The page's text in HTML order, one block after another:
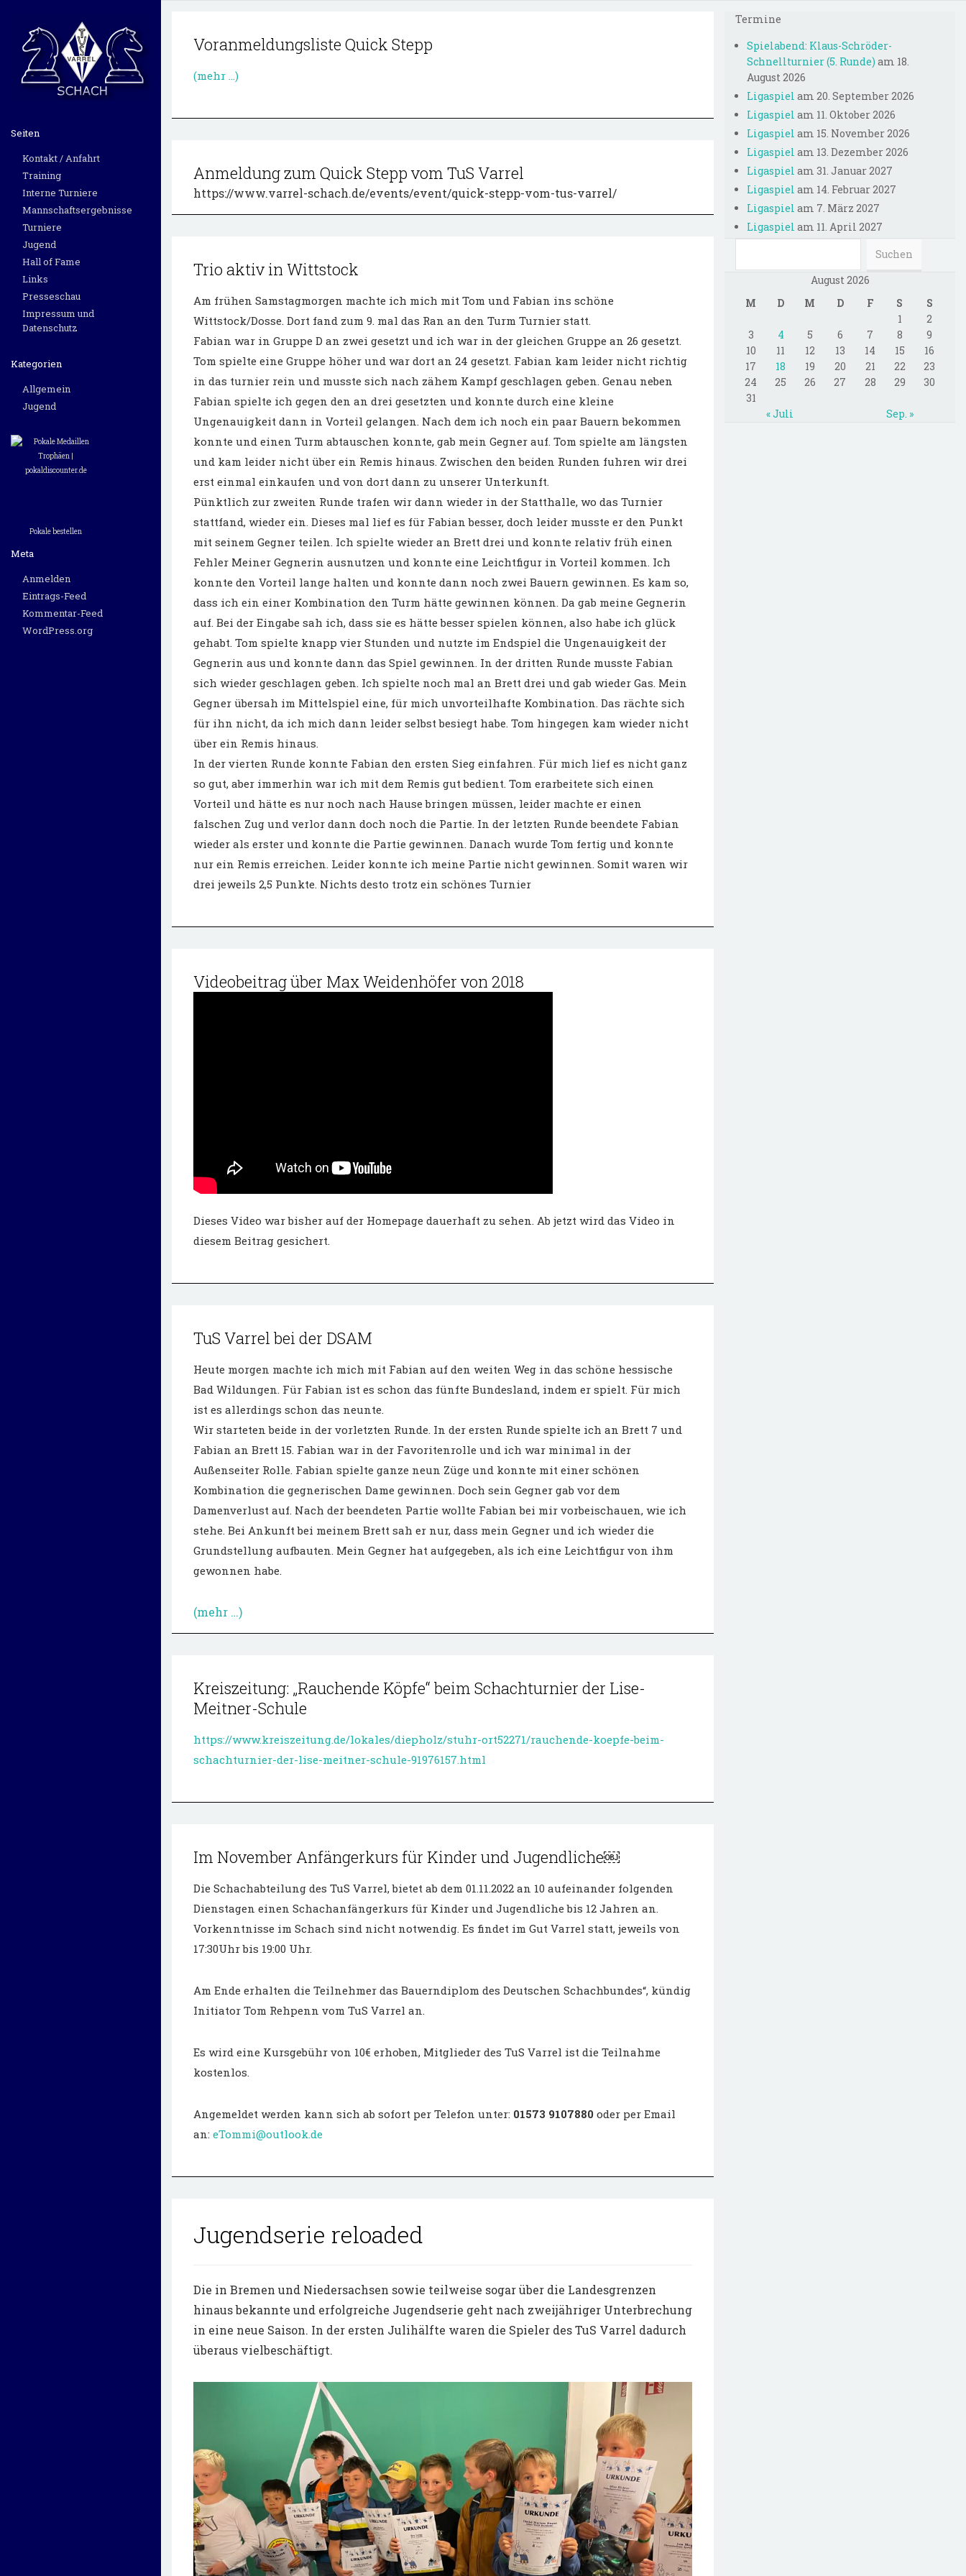
Seiten
Kontakt / Anfahrt
Training
Interne Turniere
Mannschaftsergebnisse
Turniere
Jugend
Hall of Fame
Links
Presseschau
Impressum und
Datenschutz
Kategorien
Allgemein
Jugend
Pokale bestellen
Meta
Anmelden
Eintrags-Feed
Kommentar-Feed
WordPress.org
Voranmeldungsliste Quick Stepp
(mehr …)
Anmeldung zum Quick Stepp vom TuS Varrel
https://www.varrel-schach.de/events/event/quick-stepp-vom-tus-varrel/
Trio aktiv in Wittstock
Am frühen Samstagmorgen machte ich mich mit Tom und Fabian ins schöne
Wittstock/Dosse. Dort fand zum 9. mal das Ran an den Turm Turnier statt.
Fabian war in Gruppe D an zwei gesetzt und ich war in der gleichen Gruppe an 26 gesetzt.
Tom spielte eine Gruppe höher und war dort an 24 gesetzt. Fabian kam leider nicht richtig
in das turnier rein und musste sich nach zähem Kampf geschlagen geben. Genau neben
Fabian spielte ich gegen den an drei gesetzten und konnte durch eine kleine
Ungenauigkeit dann in Vorteil gelangen. Nach dem ich noch ein paar Bauern bekommen
konnte und einen Turm abtauschen konnte, gab mein Gegner auf. Tom spielte am längsten
und kam leider nicht über ein Remis hinaus. Zwischen den beiden Runden fuhren wir drei
erst einmal einkaufen und von dort dann zu unserer Unterkunft.
Pünktlich zur zweiten Runde trafen wir dann wieder in der Statthalle, wo das Turnier
stattfand, wieder ein. Dieses mal lief es für Fabian besser, doch leider musste er den Punkt
mit seinem Gegner teilen. Ich spielte wieder an Brett drei und konnte relativ früh einen
Fehler Meiner Gegnerin ausnutzen und konnte eine Leichtfigur in Vorteil kommen. Ich
konnte den Vorteil lange halten und konnte dann noch zwei Bauern gewinnen. Es kam so,
dass ich ein einer Kombination den Turm hätte gewinnen können. Da gab meine Gegnerin
auf. Bei der Eingabe sah ich, dass sie es hätte besser spielen können, also habe ich glück
gehabt. Tom spielte knapp vier Stunden und nutzte im Endspiel die Ungenauigkeit der
Gegnerin aus und konnte dann das Spiel gewinnen. In der dritten Runde musste Fabian
sich wieder geschlagen geben. Ich spielte noch mal an Brett drei und gab wieder Gas. Mein
Gegner übersah im Mittelspiel eine, für mich unvorteilhafte Kombination. Das rächte sich
für ihn nicht, da ich mich dann leider selbst besiegt habe. Tom hingegen kam wieder nicht
über ein Remis hinaus.
In der vierten Runde konnte Fabian den ersten Sieg einfahren. Für mich lief es nicht ganz
so gut, aber immerhin war ich mit dem Remis gut bedient. Tom erarbeitete sich einen
Vorteil und hätte es nur noch nach Hause bringen müssen, leider machte er einen
falschen Zug und verlor dann doch noch die Partie. In der letzten Runde beendete Fabian
wieder als erster und konnte die Partie gewinnen. Danach wurde Tom fertig und konnte
nur ein Remis erreichen. Leider konnte ich meine Partie nicht gewinnen. Somit waren wir
drei jeweils 2,5 Punkte. Nichts desto trotz ein schönes Turnier
Videobeitrag über Max Weidenhöfer von 2018
Dieses Video war bisher auf der Homepage dauerhaft zu sehen. Ab jetzt wird das Video in
diesem Beitrag gesichert.
TuS Varrel bei der DSAM
Heute morgen machte ich mich mit Fabian auf den weiten Weg in das schöne hessische
Bad Wildungen. Für Fabian ist es schon das fünfte Bundesland, indem er spielt. Für mich
ist es allerdings schon das neunte.
Wir starteten beide in der vorletzten Runde. In der ersten Runde spielte ich an Brett 7 und
Fabian an Brett 15. Fabian war in der Favoritenrolle und ich war minimal in der
Außenseiter Rolle. Fabian spielte ganze neun Züge und konnte mit einer schönen
Kombination die gegnerischen Dame gewinnen. Doch sein Gegner gab vor dem
Damenverlust auf. Nach der beendeten Partie wollte Fabian bei mir vorbeischauen, wie ich
stehe. Bei Ankunft bei meinem Brett sah er nur, dass mein Gegner und ich wieder die
Grundstellung aufbauten. Mein Gegner hat aufgegeben, als ich eine Leichtfigur von ihm
gewonnen habe.
(mehr …)
Kreiszeitung: „Rauchende Köpfe“ beim Schachturnier der Lise-
Meitner-Schule
https://www.kreiszeitung.de/lokales/diepholz/stuhr-ort52271/rauchende-koepfe-beim-
schachturnier-der-lise-meitner-schule-91976157.html
Im November Anfängerkurs für Kinder und Jugendliche￼
Die Schachabteilung des TuS Varrel, bietet ab dem 01.11.2022 an 10 aufeinander folgenden
Dienstagen einen Schachanfängerkurs für Kinder und Jugendliche bis 12 Jahren an.
Vorkenntnisse im Schach sind nicht notwendig. Es findet im Gut Varrel statt, jeweils von
17:30Uhr bis 19:00 Uhr.
Am Ende erhalten die Teilnehmer das Bauerndiplom des Deutschen Schachbundes“, kündig
Initiator Tom Rehpenn vom TuS Varrel an.
Es wird eine Kursgebühr von 10€ erhoben, Mitglieder des TuS Varrel ist die Teilnahme
kostenlos.
Angemeldet werden kann sich ab sofort per Telefon unter: 01573 9107880 oder per Email
an: eTommi@outlook.de
Jugendserie reloaded
Die in Bremen und Niedersachsen sowie teilweise sogar über die Landesgrenzen
hinaus bekannte und erfolgreiche Jugendserie geht nach zweijähriger Unterbrechung
in eine neue Saison. In der ersten Julihälfte waren die Spieler des TuS Varrel dadurch
überaus vielbeschäftigt.
Termine
Spielabend: Klaus-Schröder-
Schnellturnier (5. Runde) am 18.
August 2026
Ligaspiel am 20. September 2026
Ligaspiel am 11. Oktober 2026
Ligaspiel am 15. November 2026
Ligaspiel am 13. Dezember 2026
Ligaspiel am 31. Januar 2027
Ligaspiel am 14. Februar 2027
Ligaspiel am 7. März 2027
Ligaspiel am 11. April 2027
August 2026
M
D M D F S
S
1
2
3
4 5 6 7 8
9
10
11 12 13 14 15
16
17
18 19 20 21 22
23
24
25 26 27 28 29
30
31
« Juli
Sep. »